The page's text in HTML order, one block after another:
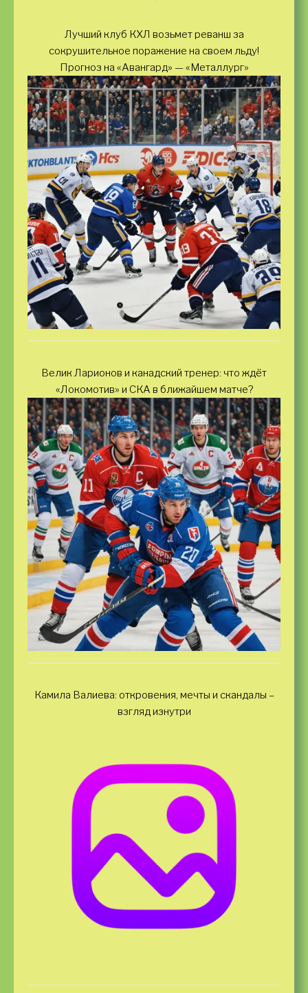
Лучший клуб КХЛ возьмет реванш за
сокрушительное поражение на своем льду!
Прогноз на «Авангард» — «Металлург»
Велик Ларионов и канадский тренер: что ждёт
«Локомотив» и СКА в ближайшем матче?
Камила Валиева: откровения, мечты и скандалы –
взгляд изнутри